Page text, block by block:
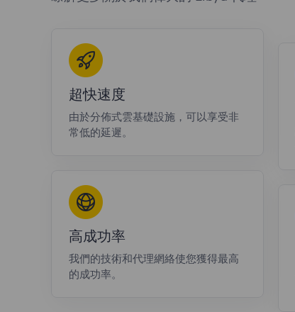
超快速度
由於分佈式雲基礎設施，可以享受非
常低的延遲。
高成功率
我們的技術和代理網絡使您獲得最高
的成功率。